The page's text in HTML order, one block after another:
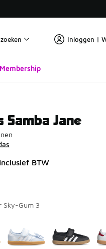
Inloggen |
Samba Jane
Inclusief BTW
Sky-Gum 3